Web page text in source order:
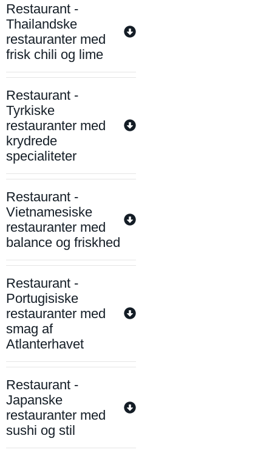
Restaurant -
Thailandske
restauranter med
frisk chili og lime
Restaurant -
Tyrkiske
restauranter med
krydrede
specialiteter
Restaurant -
Vietnamesiske
restauranter med
balance og friskhed
Restaurant -
Portugisiske
restauranter med
smag af
Atlanterhavet
Restaurant -
Japanske
restauranter med
sushi og stil